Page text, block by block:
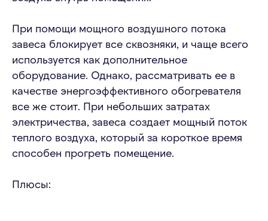
При помощи мощного воздушного потока
завеса блокирует все сквозняки, и чаще всего
используется как дополнительное
оборудование. Однако, рассматривать ее в
качестве энергоэффективного обогревателя
все же стоит. При небольших затратах
электричества, завеса создает мощный поток
теплого воздуха, который за короткое время
способен прогреть помещение.
Плюсы: